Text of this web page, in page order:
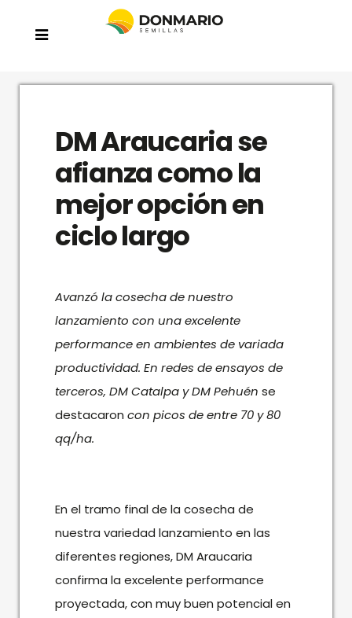
DM Araucaria se
afianza como la
mejor opción en
ciclo largo
Avanzó la cosecha de nuestro
lanzamiento con una excelente
performance en ambientes de variada
productividad. En redes de ensayos de
terceros, DM Catalpa y DM Pehuén se
destacaron con picos de entre 70 y 80
qq/ha.
En el tramo final de la cosecha de
nuestra variedad lanzamiento en las
diferentes regiones, DM Araucaria
confirma la excelente performance
proyectada, con muy buen potencial en